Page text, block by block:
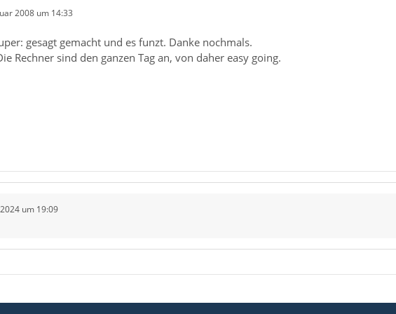
2008 um 14:33
gesagt gemacht und es funzt. Danke nochmals.
Rechner sind den ganzen Tag an, von daher easy going.
um 19:09